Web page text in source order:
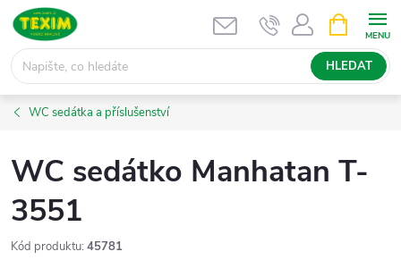
Přejít
obsah
HLEDAT
NÁKUPNÍ
KOŠÍK
WC sedátka a příslušenství
WC sedátko Manhatan T-
3551
Kód produktu: 45781